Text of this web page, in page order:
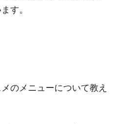
す。
メニューについて教え